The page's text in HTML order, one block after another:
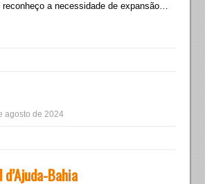
reconheço a necessidade de expansão…
agosto de 2024
Bahia